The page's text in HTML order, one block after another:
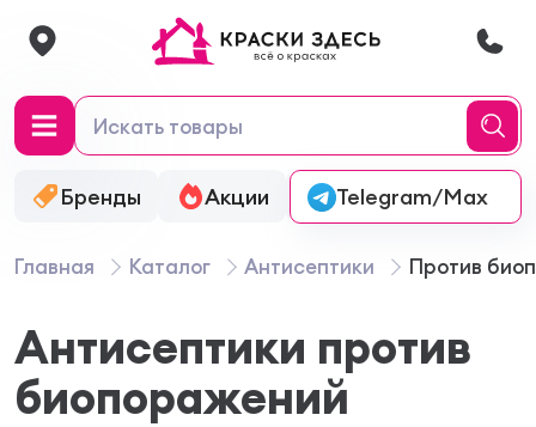
Бренды Акции Онлайн-колеровка
Telegram/Max
Главная Каталог Антисептики Против
Антисептики против
биопоражений